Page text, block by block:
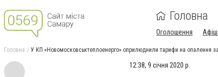
Головна
Оголошення
Головна У КП «Новомосковськтеплоенерго» оприлюднили тарифи на опалення
12:38, 9 січня 2020 р.